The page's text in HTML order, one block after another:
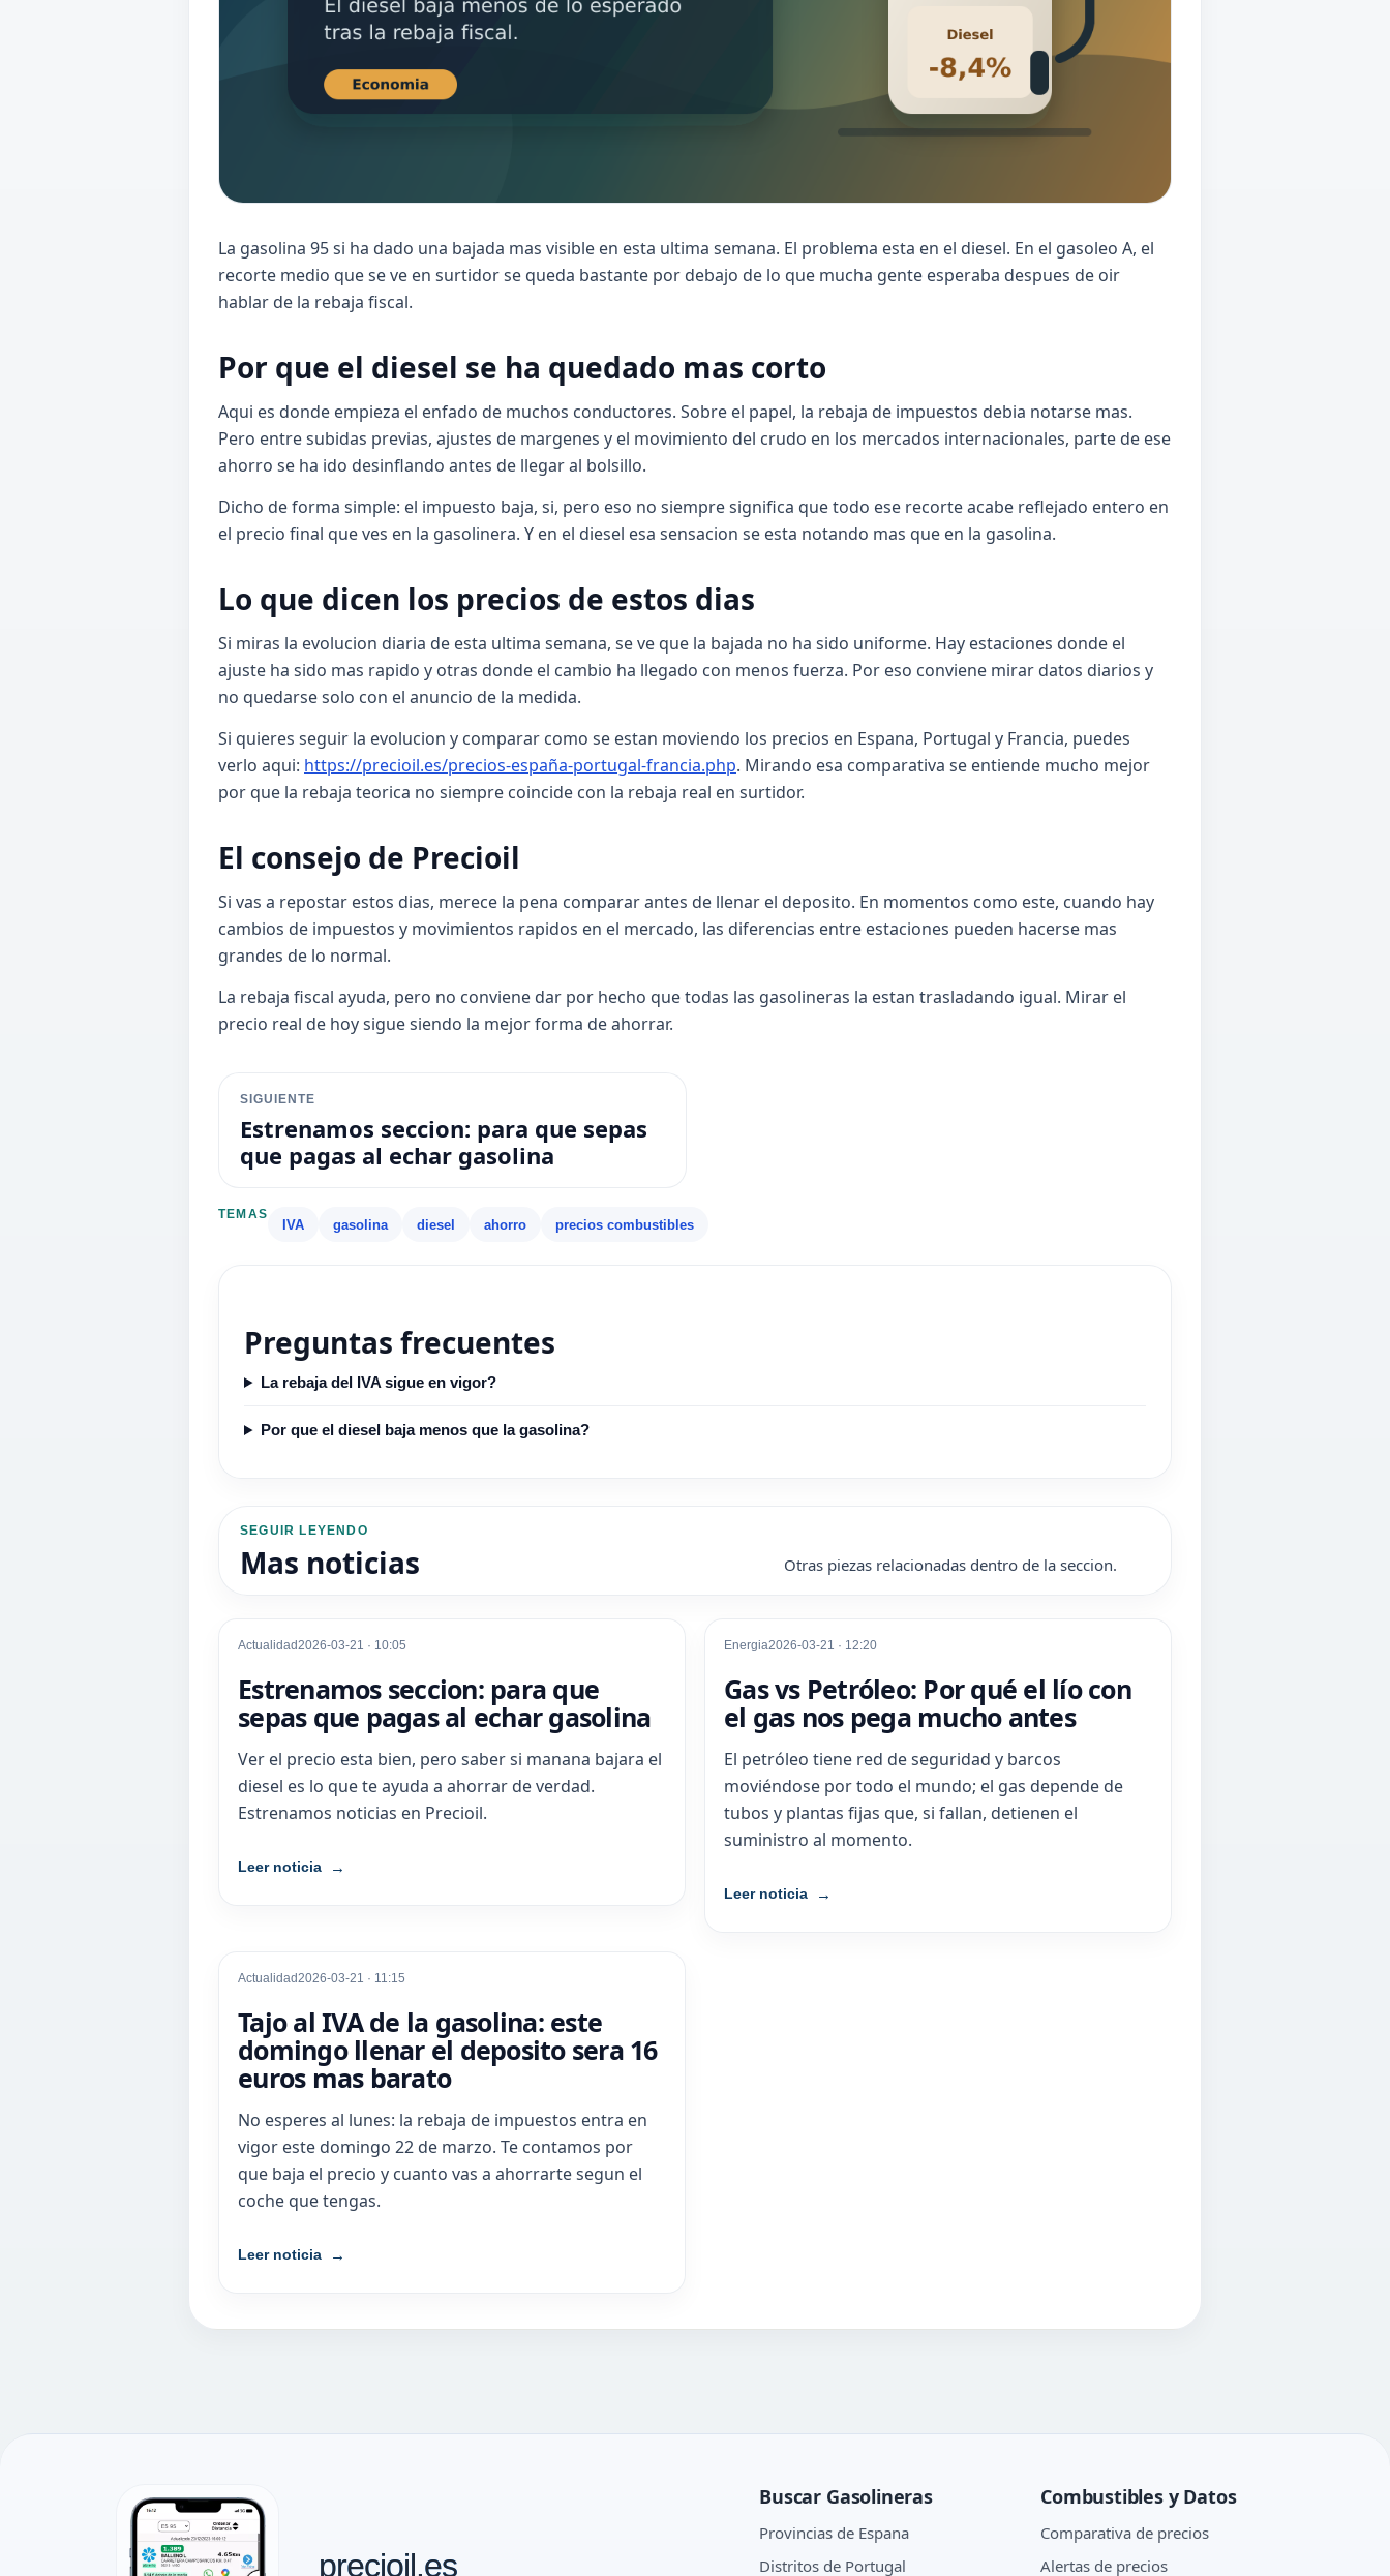
La gasolina 95 si ha dado una bajada mas visible en esta ultima semana. El problema esta en el diesel. En el gasoleo A, el
recorte medio que se ve en surtidor se queda bastante por debajo de lo que mucha gente esperaba despues de oir
hablar de la rebaja fiscal.
Por que el diesel se ha quedado mas corto
Aqui es donde empieza el enfado de muchos conductores. Sobre el papel, la rebaja de impuestos debia notarse mas.
Pero entre subidas previas, ajustes de margenes y el movimiento del crudo en los mercados internacionales, parte de ese
ahorro se ha ido desinflando antes de llegar al bolsillo.
Dicho de forma simple: el impuesto baja, si, pero eso no siempre significa que todo ese recorte acabe reflejado entero en
el precio final que ves en la gasolinera. Y en el diesel esa sensacion se esta notando mas que en la gasolina.
Lo que dicen los precios de estos dias
Si miras la evolucion diaria de esta ultima semana, se ve que la bajada no ha sido uniforme. Hay estaciones donde el
ajuste ha sido mas rapido y otras donde el cambio ha llegado con menos fuerza. Por eso conviene mirar datos diarios y
no quedarse solo con el anuncio de la medida.
Si quieres seguir la evolucion y comparar como se estan moviendo los precios en Espana, Portugal y Francia, puedes
verlo aqui: https://precioil.es/precios-españa-portugal-francia.php. Mirando esa comparativa se entiende mucho mejor
por que la rebaja teorica no siempre coincide con la rebaja real en surtidor.
El consejo de Precioil
Si vas a repostar estos dias, merece la pena comparar antes de llenar el deposito. En momentos como este, cuando hay
cambios de impuestos y movimientos rapidos en el mercado, las diferencias entre estaciones pueden hacerse mas
grandes de lo normal.
La rebaja fiscal ayuda, pero no conviene dar por hecho que todas las gasolineras la estan trasladando igual. Mirar el
precio real de hoy sigue siendo la mejor forma de ahorrar.
SIGUIENTE
Estrenamos seccion: para que sepas
que pagas al echar gasolina
TEMAS
IVA gasolina diesel ahorro precios combustibles
Preguntas frecuentes
La rebaja del IVA sigue en vigor?
Por que el diesel baja menos que la gasolina?
SEGUIR LEYENDO
Mas noticias Otras piezas relacionadas dentro de la seccion.
Actualidad2026-03-21 · 10:05
Estrenamos seccion: para que
sepas que pagas al echar gasolina
Ver el precio esta bien, pero saber si manana bajara el
diesel es lo que te ayuda a ahorrar de verdad.
Estrenamos noticias en Precioil.
Leer noticia
Energia2026-03-21 · 12:20
Gas vs Petróleo: Por qué el lío con
el gas nos pega mucho antes
El petróleo tiene red de seguridad y barcos
moviéndose por todo el mundo; el gas depende de
tubos y plantas fijas que, si fallan, detienen el
suministro al momento.
Leer noticia
Actualidad2026-03-21 · 11:15
Tajo al IVA de la gasolina: este
domingo llenar el deposito sera 16
euros mas barato
No esperes al lunes: la rebaja de impuestos entra en
vigor este domingo 22 de marzo. Te contamos por
que baja el precio y cuanto vas a ahorrarte segun el
coche que tengas.
Leer noticia
precioil.es
Buscar Gasolineras
Provincias de Espana
Distritos de Portugal
Combustibles y Datos
Comparativa de precios
Alertas de precios